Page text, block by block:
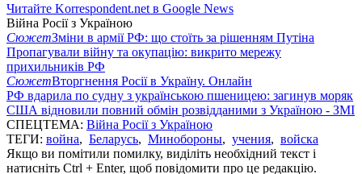
Читайте Korrespondent.net в Google News
Війна Росії з Україною
СюжетЗміни в армії РФ: що стоїть за рішенням Путіна
Пропагували війну та окупацію: викрито мережу
прихильників РФ
СюжетВторгнення Росії в Україну. Онлайн
РФ вдарила по судну з українською пшеницею: загинув моряк
США відновили повний обмін розвідданими з Україною - ЗМІ
СПЕЦТЕМА: Війна Росії з Україною
ТЕГИ: война, Беларусь, Минобороны, учения, войска
Якщо ви помітили помилку, виділіть необхідний текст і
натисніть Ctrl + Enter, щоб повідомити про це редакцію.